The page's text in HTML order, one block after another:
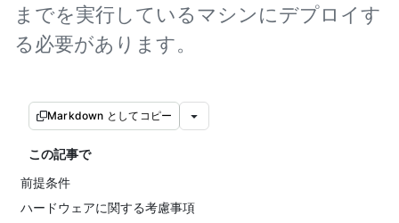
までを実行しているマシンにデプロイす
る必要があります。
Markdown としてコピー
この記事で
前提条件
ハードウェアに関する考慮事項